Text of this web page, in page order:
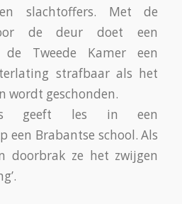
slachtoffers. Met de
de deur doet een
de Tweede Kamer een
strafbaar als het
wordt geschonden.
geeft les in een
een Brabantse school. Als
doorbrak ze het zwijgen